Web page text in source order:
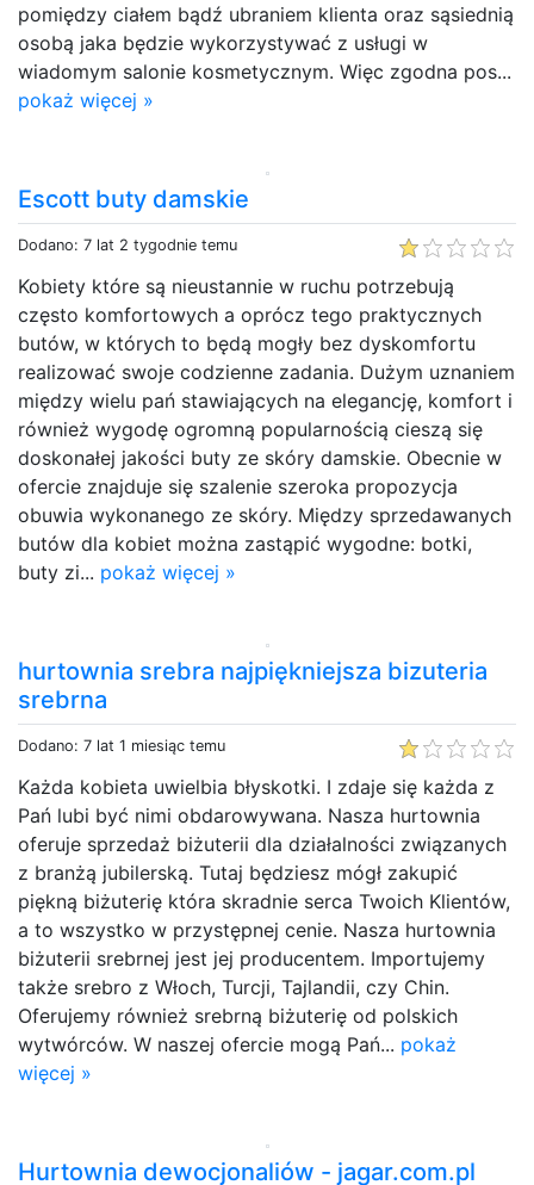
pomiędzy ciałem bądź ubraniem klienta oraz sąsiednią
osobą jaka będzie wykorzystywać z usługi w
wiadomym salonie kosmetycznym. Więc zgodna pos...
pokaż więcej »
Escott buty damskie
Dodano: 7 lat 2 tygodnie temu
Kobiety które są nieustannie w ruchu potrzebują
często komfortowych a oprócz tego praktycznych
butów, w których to będą mogły bez dyskomfortu
realizować swoje codzienne zadania. Dużym uznaniem
między wielu pań stawiających na elegancję, komfort i
również wygodę ogromną popularnością cieszą się
doskonałej jakości buty ze skóry damskie. Obecnie w
ofercie znajduje się szalenie szeroka propozycja
obuwia wykonanego ze skóry. Między sprzedawanych
butów dla kobiet można zastąpić wygodne: botki,
buty zi... pokaż więcej »
hurtownia srebra najpiękniejsza bizuteria
srebrna
Dodano: 7 lat 1 miesiąc temu
Każda kobieta uwielbia błyskotki. I zdaje się każda z
Pań lubi być nimi obdarowywana. Nasza hurtownia
oferuje sprzedaż biżuterii dla działalności związanych
z branżą jubilerską. Tutaj będziesz mógł zakupić
piękną biżuterię która skradnie serca Twoich Klientów,
a to wszystko w przystępnej cenie. Nasza hurtownia
biżuterii srebrnej jest jej producentem. Importujemy
także srebro z Włoch, Turcji, Tajlandii, czy Chin.
Oferujemy również srebrną biżuterię od polskich
wytwórców. W naszej ofercie mogą Pań... pokaż
więcej »
Hurtownia dewocjonaliów - jagar.com.pl